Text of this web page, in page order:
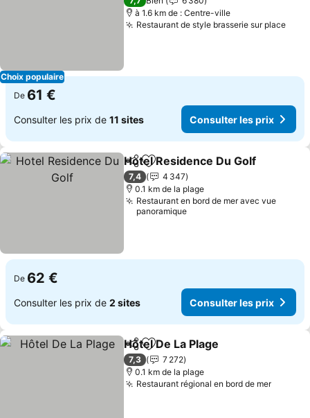
Choix populaire
à 1.6 km de : Centre-ville
Restaurant de style brasserie sur place
De 61 €
Consulter les prix de 11 sites Consulter les prix
PartagerAjouter à mes favoris
Hotel Residence Du Golf
7,4
4 347
0.1 km de la plage
Restaurant en bord de mer avec vue
panoramique
De 62 €
Consulter les prix de 2 sites Consulter les prix
PartagerAjouter à mes favoris
Hôtel De La Plage
7,3
7 272
0.1 km de la plage
Restaurant régional en bord de mer